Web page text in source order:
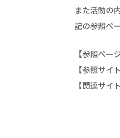
また活動の
記の参照ペ
【参照ペー
【参照サイト
【関連サイト